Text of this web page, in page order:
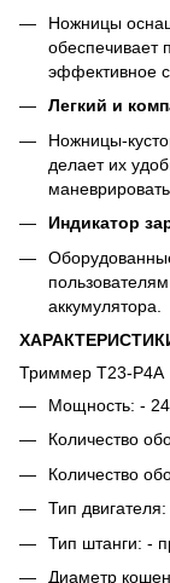
Ножницы
обеспечивает
эффективное
Легкий и
Ножницы-
делает их
Индикатор
аккумулятора.
Триммер T23-P4A
Мощность: -
Количество
Количество
Тип
Тип штанги: -
Диаметр